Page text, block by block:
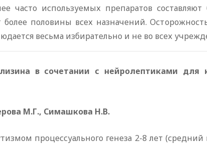
часто используемых препаратов
более половины всех назначений.
весьма избирательно и не во всех
в сочетании с нейролептиками для
М.Г., Симашкова Н.В.
процессуального генеза 2-8 лет